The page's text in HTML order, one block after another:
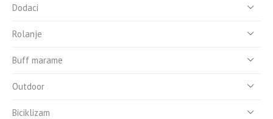
Dodaci
Rolanje
Buff marame
Outdoor
Biciklizam